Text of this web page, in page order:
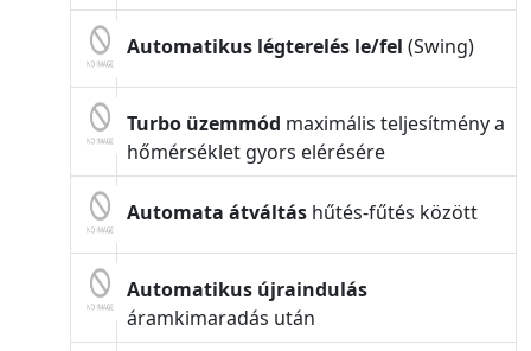
Automatikus légterelés le/fel (Swing)
Turbo üzemmód maximális teljesítmény a
hőmérséklet gyors elérésére
Automata átváltás hűtés-fűtés között
Automatikus újraindulás
áramkimaradás után